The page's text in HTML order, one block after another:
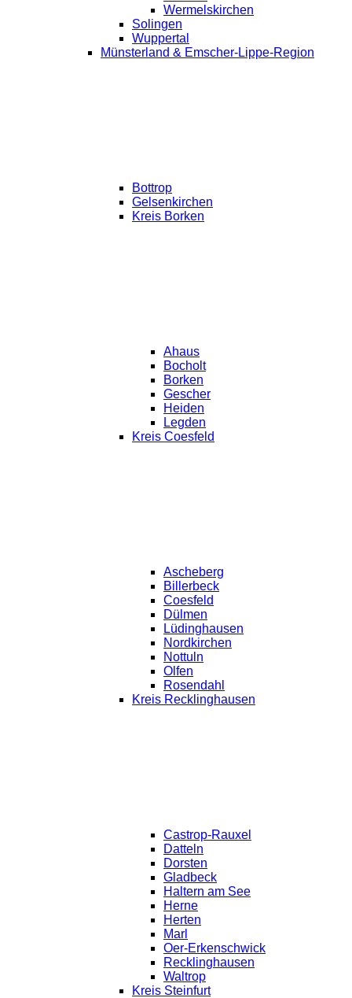
Wermelskirchen
Solingen
Wuppertal
Münsterland & Emscher-Lippe-Region
Bottrop
Gelsenkirchen
Kreis Borken
Ahaus
Bocholt
Borken
Gescher
Heiden
Legden
Kreis Coesfeld
Ascheberg
Billerbeck
Coesfeld
Dülmen
Lüdinghausen
Nordkirchen
Nottuln
Olfen
Rosendahl
Kreis Recklinghausen
Castrop-Rauxel
Datteln
Dorsten
Gladbeck
Haltern am See
Herne
Herten
Marl
Oer-Erkenschwick
Recklinghausen
Waltrop
Kreis Steinfurt